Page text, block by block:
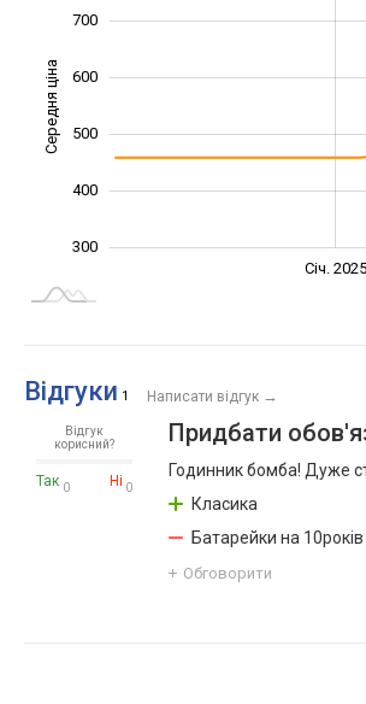
Середня ціна
300
400
500
600
700
Січ. 2025
Відгуки 1 Написати відгук →
Відгук
корисний?
Так 0 Ні 0
Придбати
Годинник бомба! Дуже
Класика
Батарейки на
Обговорити